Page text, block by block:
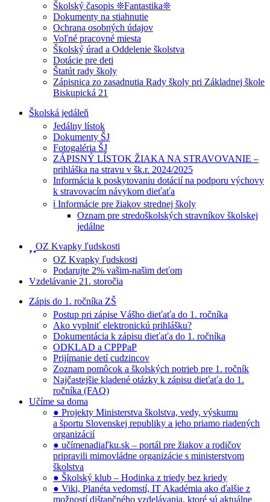
Školský časopis ❊Fantastika❊
Dokumenty na stiahnutie
Ochrana osobných údajov
Voľné pracovné miesta
Školský úrad a Oddelenie školstva
Dotácie pre deti
Štatút rady školy
Zápisnica zo zasadnutia Rady školy pri Základnej škole
Biskupická 21
Školská jedáleň
Jedálny lístok
Dokumenty ŠJ
Fotogaléria ŠJ
ZÁPISNÝ LÍSTOK ŽIAKA NA STRAVOVANIE –
prihláška na stravu v šk.r. 2024/2025
Informácia k poskytovaniu dotácií na podporu výchovy
k stravovacím návykom dieťaťa
ℹ️ Informácie pre žiakov strednej školy
Oznam pre stredoškolských stravníkov školskej
jedálne
OZ Kvapky ľudskosti
OZ Kvapky ľudskosti
Podarujte 2% vašim-našim deťom
Vzdelávanie 21. storočia
Zápis do 1. ročníka ZŠ
Postup pri zápise Vášho dieťaťa do 1. ročníka
Ako vyplniť elektronickú prihlášku?
Dokumentácia k zápisu dieťaťa do 1. ročníka
ODKLAD a CPPPaP
Prijímanie detí cudzincov
Zoznam pomôcok a školských potrieb pre 1. ročník
Najčastejšie kladené otázky k zápisu dieťaťa do 1.
ročníka (FAQ)
Učíme sa doma
● Projekty Ministerstva školstva, vedy, výskumu
a športu Slovenskej republiky a jeho priamo riadených
organizácií
● učímenadiaľku.sk – portál pre žiakov a rodičov
pripravili mimovládne organizácie s ministerstvom
školstva
● Školský klub – Hodinka z triedy bez kriedy
● Viki, Planéta vedomstí, IT Akadémia ako ďalšie z
možností dištančného vzdelávania, ktoré sú aktuálne